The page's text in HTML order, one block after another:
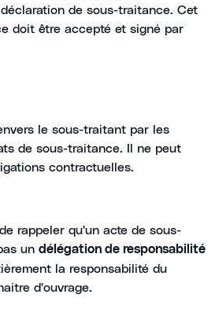
de sous-traitance. Cet
doit être accepté et signé par
le sous-traitant par les
de sous-traitance. Il ne peut
contractuelles.
rappeler qu'un acte de sous-
un délégation de responsabilité
la responsabilité du
d'ouvrage.